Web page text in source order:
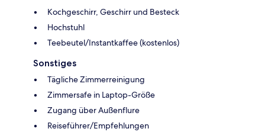
Kochgeschirr, Geschirr und Besteck
Hochstuhl
Teebeutel/Instantkaffee (kostenlos)
Sonstiges
Tägliche Zimmerreinigung
Zimmersafe in Laptop-Größe
Zugang über Außenflure
Reiseführer/Empfehlungen